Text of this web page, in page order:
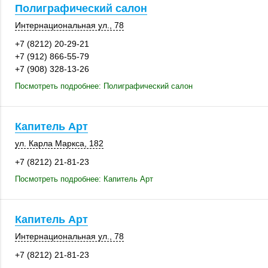
Полиграфический салон
Интернациональная ул., 78
+7 (8212) 20-29-21
+7 (912) 866-55-79
+7 (908) 328-13-26
Посмотреть подробнее: Полиграфический салон
Капитель Арт
ул. Карла Маркса
182
+7 (8212) 21-81-23
Посмотреть подробнее: Капитель Арт
Капитель Арт
Интернациональная ул., 78
+7 (8212) 21-81-23